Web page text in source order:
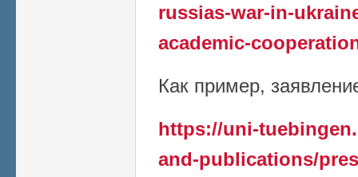
russias-war-in-
academic-
Как пример,
https://uni-
and-publications/